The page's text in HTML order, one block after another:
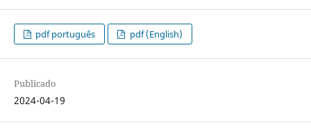
pdf português pdf (English)
Publicado
2024-04-19